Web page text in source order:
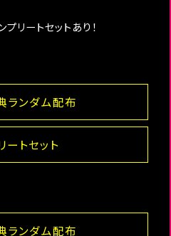
リートセットあり！
ランダム配布
ートセット
ランダム配布